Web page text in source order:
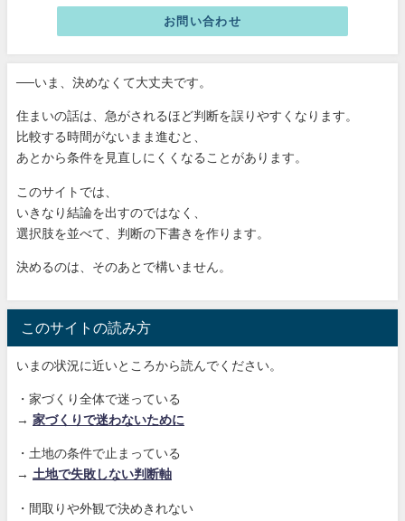
お問い合わせ
──いま、決めなくて大丈夫です。
住まいの話は、急がされるほど判断を誤りやすくなります。
比較する時間がないまま進むと、
あとから条件を見直しにくくなることがあります。
このサイトでは、
いきなり結論を出すのではなく、
選択肢を並べて、判断の下書きを作ります。
決めるのは、そのあとで構いません。
このサイトの読み方
いまの状況に近いところから読んでください。
・家づくり全体で迷っている
→ 家づくりで迷わないために
・土地の条件で止まっている
→ 土地で失敗しない判断軸
・間取りや外観で決めきれない